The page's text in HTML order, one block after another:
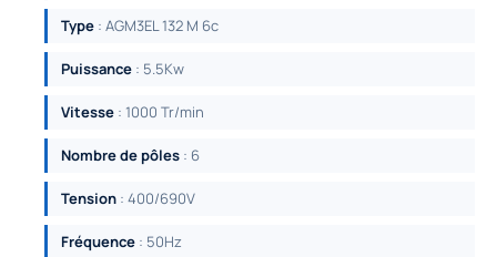
Type : AGM3EL 132 M 6c
Puissance : 5.5Kw
Vitesse : 1000 Tr/min
Nombre de pôles : 6
Tension : 400/690V
Fréquence : 50Hz